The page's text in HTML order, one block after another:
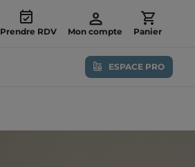
Prendre RDV Mon compte Panier
ESPACE PRO